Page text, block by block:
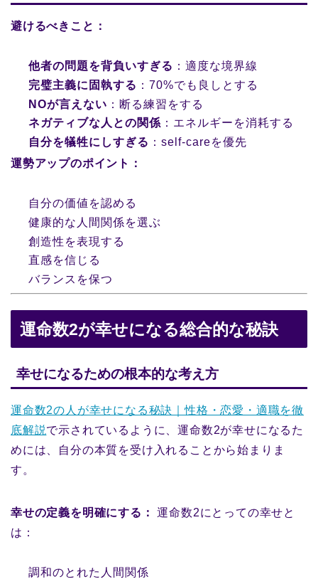
避けるべきこと：
他者の問題を背負いすぎる ：適度な境界線
完璧主義に固執する ：70%でも良しとする
NOが言えない ：断る練習をする
ネガティブな人との関係 ：エネルギーを消耗する
自分を犠牲にしすぎる ：self-careを優先
運勢アップのポイント：
自分の価値を認める
健康的な人間関係を選ぶ
創造性を表現する
直感を信じる
バランスを保つ
運命数2が幸せになる総合的な秘訣
幸せになるための根本的な考え方
運命数2の人が幸せになる秘訣｜性格・恋愛・適職を徹
底解説で示されているように、運命数2が幸せになるた
めには、自分の本質を受け入れることから始まりま
す。
幸せの定義を明確にする：
運命数2にとっての幸せと
は：
調和のとれた人間関係